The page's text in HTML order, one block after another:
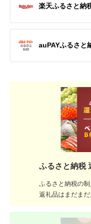
楽天ふるさと納
auPAYふるさと
ふるさと納税
ふるさと納税の
返礼品はまだま